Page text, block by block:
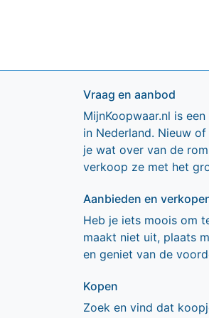
Vraag en aanbod
MijnKoopwaar.nl is
in Nederland. Nieuw
je wat over van de
verkoop ze met het
Aanbieden en
Heb je iets moois om
maakt niet uit, plaats
en geniet van de
Kopen
Zoek en vind dat